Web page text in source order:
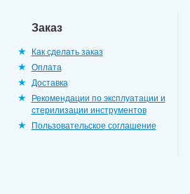
Заказ
Как сделать заказ
Оплата
Доставка
Рекомендации по эксплуатации и
стерилизации инструментов
Пользовательское соглашение